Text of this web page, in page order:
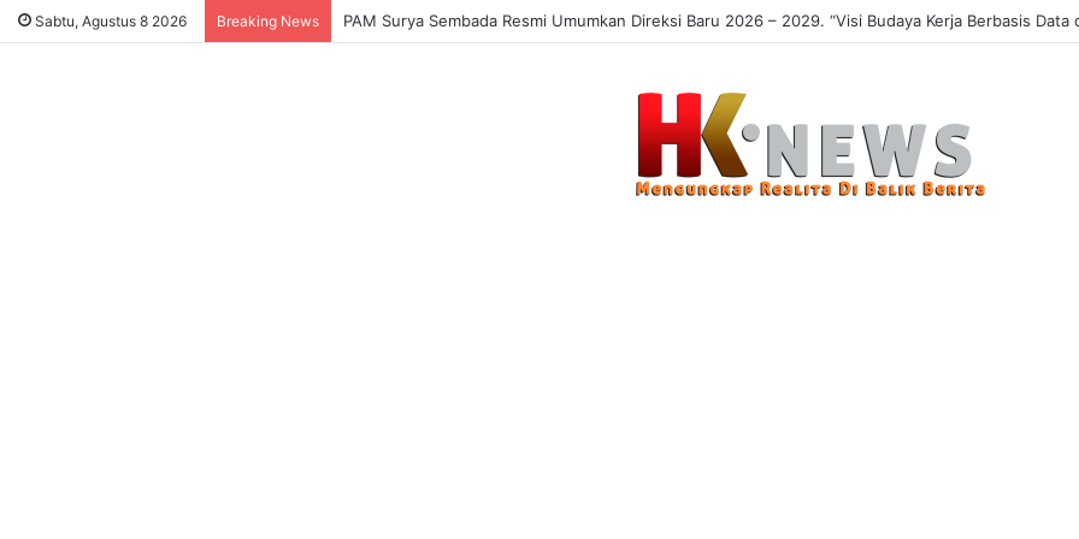
Sabtu, Agustus 8 2026 Breaking News PAM Surya Sembada Resmi Umumkan Direksi Baru 2026 – 2029. “Visi Budaya Kerja Berbasis Data